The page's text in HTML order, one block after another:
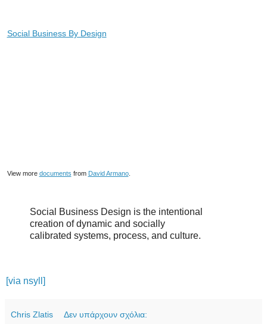
Social Business By Design
View more documents from David Armano.
Social Business Design is the intentional
creation of dynamic and socially
calibrated systems, process, and culture.
[via nsyll]
Chris Zlatis Δεν υπάρχουν σχόλια: